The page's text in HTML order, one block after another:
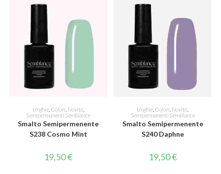
AGGIUNGI AL CARRELLO
Unghie, Colori, Novità
Semipermanenti Semblance
Smalto Semipermenente
S238 Cosmo Mint
19,50€
AGGIUNGI AL CARRELLO
Unghie Colori Novità
Semipermanenti Semblance
Smalto Semipermenente
S240 Daphne
19,50€